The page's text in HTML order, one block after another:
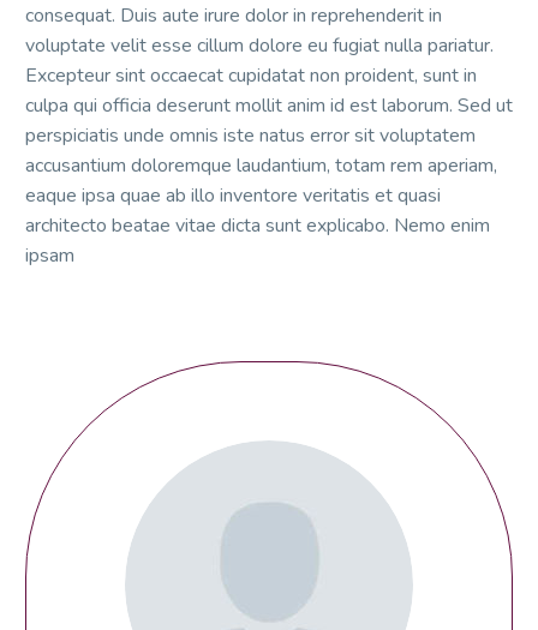
consequat. Duis aute irure dolor in reprehenderit in
voluptate velit esse cillum dolore eu fugiat nulla pariatur.
Excepteur sint occaecat cupidatat non proident, sunt in
culpa qui officia deserunt mollit anim id est laborum. Sed ut
perspiciatis unde omnis iste natus error sit voluptatem
accusantium doloremque laudantium, totam rem aperiam,
eaque ipsa quae ab illo inventore veritatis et quasi
architecto beatae vitae dicta sunt explicabo. Nemo enim
ipsam